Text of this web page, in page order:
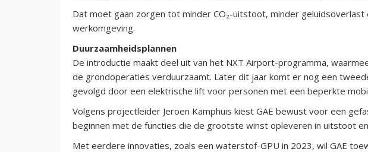
Dat moet gaan zorgen tot minder CO₂-uitstoot, minder geluidsoverlast
werkomgeving.
Duurzaamheidsplannen
De introductie maakt deel uit van het NXT Airport-programma,
de grondoperaties verduurzaamt. Later dit jaar komt er nog een
gevolgd door een elektrische lift voor personen met een beperkte
Volgens projectleider Jeroen Kamphuis kiest GAE bewust voor een
beginnen met de functies die de grootste winst opleveren in uitstoot en
Met eerdere innovaties, zoals een waterstof-GPU in 2023, wil GAE